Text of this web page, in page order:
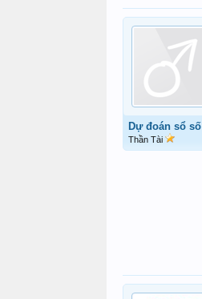
Dự đoán sổ số
Thần Tài